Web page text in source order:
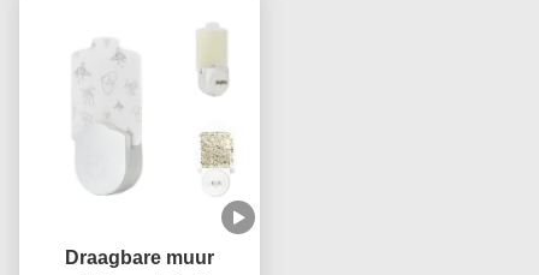
insectenbestrijding
Draagbare muur